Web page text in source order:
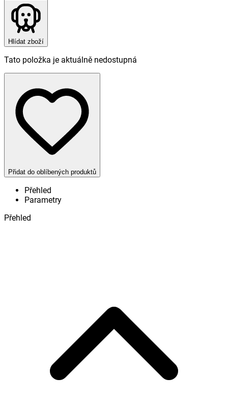
Hlídat zboží
Tato položka je aktuálně nedostupná
Přidat do oblíbených produktů
Přehled
Parametry
Přehled